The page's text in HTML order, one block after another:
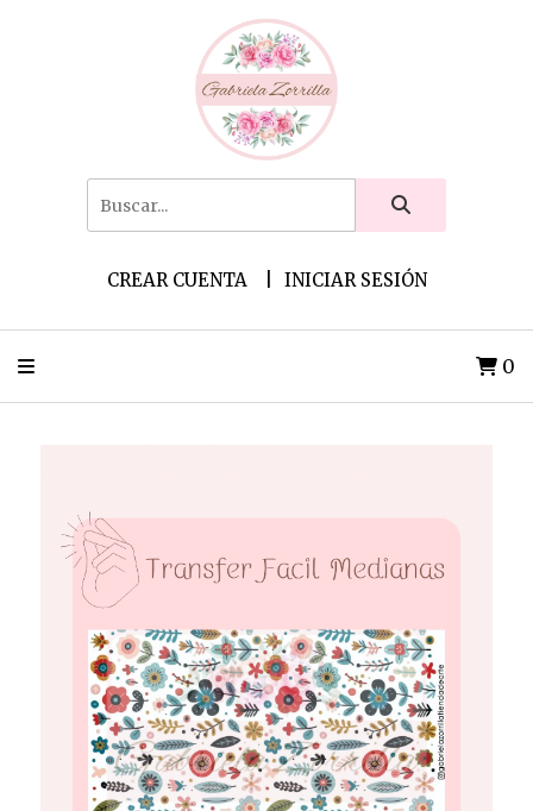
CREAR CUENTA INICIAR SESIÓN
0